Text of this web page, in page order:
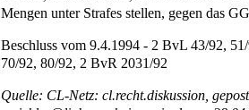
Mengen unter Strafes stellen, gegen das
Beschluss vom 9.4.1994 - 2 BvL 43/92,
70/92, 80/92, 2 BvR 2031/92
Quelle: CL-Netz: cl.recht.diskussion,